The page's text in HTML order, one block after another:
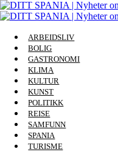
ARBEIDSLIV
BOLIG
GASTRONOMI
KLIMA
KULTUR
KUNST
POLITIKK
REISE
SAMFUNN
SPANIA
TURISME